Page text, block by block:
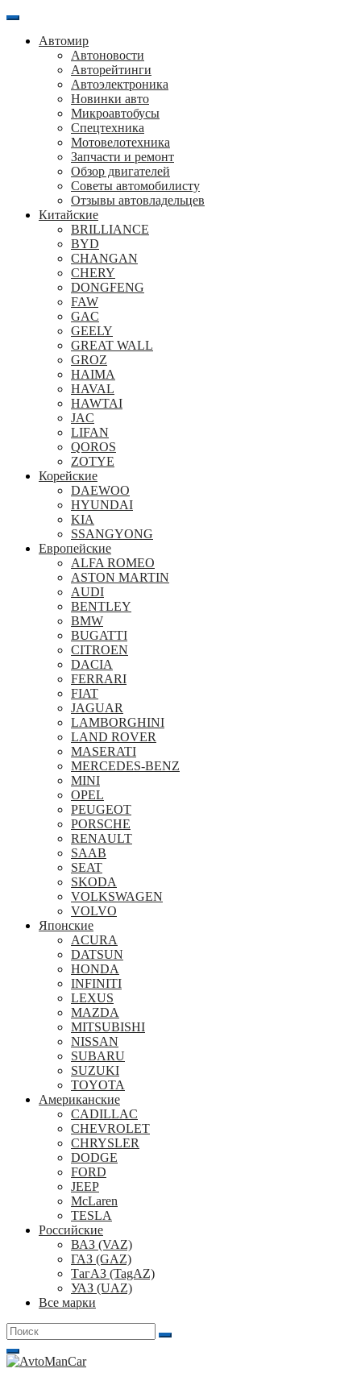
Перейти
содержанию
Автомир
Автоновости
Авторейтинги
Автоэлектроника
Новинки авто
Микроавтобусы
Спецтехника
Мотовелотехника
Запчасти и ремонт
Обзор двигателей
Советы автомобилисту
Отзывы автовладельцев
Китайские
BRILLIANCE
BYD
CHANGAN
CHERY
DONGFENG
FAW
GAC
GEELY
GREAT WALL
GROZ
HAIMA
HAVAL
HAWTAI
JAC
LIFAN
QOROS
ZOTYE
Корейские
DAEWOO
HYUNDAI
KIA
SSANGYONG
Европейские
ALFA ROMEO
ASTON MARTIN
AUDI
BENTLEY
BMW
BUGATTI
CITROEN
DACIA
FERRARI
FIAT
JAGUAR
LAMBORGHINI
LAND ROVER
MASERATI
MERCEDES-BENZ
MINI
OPEL
PEUGEOT
PORSCHE
RENAULT
SAAB
SEAT
SKODA
VOLKSWAGEN
VOLVO
Японские
ACURA
DATSUN
HONDA
INFINITI
LEXUS
MAZDA
MITSUBISHI
NISSAN
SUBARU
SUZUKI
TOYOTA
Американские
CADILLAC
CHEVROLET
CHRYSLER
DODGE
FORD
JEEP
McLaren
TESLA
Российские
ВАЗ (VAZ)
ГАЗ (GAZ)
ТагАЗ (TagAZ)
УАЗ (UAZ)
Все марки
Поиск
для: